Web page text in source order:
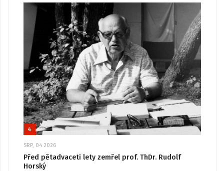
4
SRP, 04 2026
Před pětadvaceti lety zemřel prof. ThDr. Rudolf
Horský